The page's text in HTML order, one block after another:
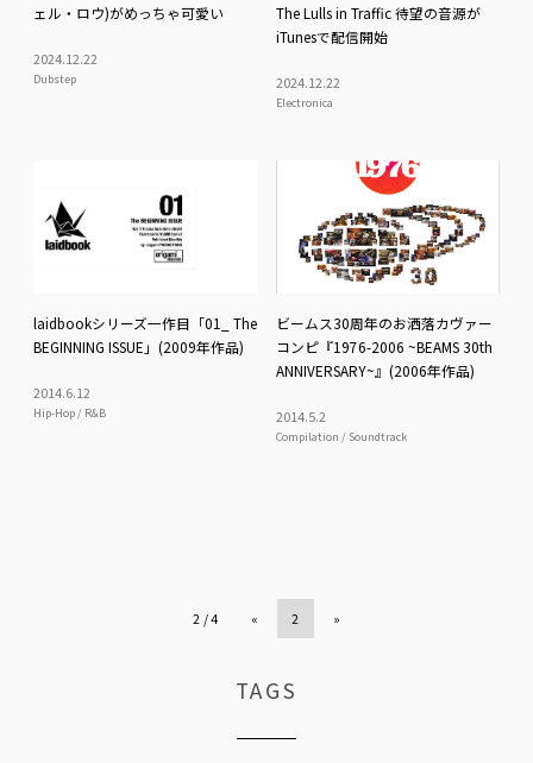
ェル・ロウ)がめっちゃ可愛い
2024.12.22
Dubstep
The Lulls in Traffic 待望の音源が
iTunesで配信開始
2024.12.22
Electronica
laidbookシリーズ一作目「01_ The
BEGINNING ISSUE」(2009年作品)
2014.6.12
Hip-Hop / R&B
ビームス30周年のお洒落カヴァー
コンピ『1976-2006 ~BEAMS 30th
ANNIVERSARY~』(2006年作品)
2014.5.2
Compilation / Soundtrack
2 / 4 « 2 »
TAGS